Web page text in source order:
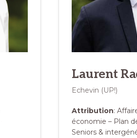
Laurent
Echevin (UP!)
Attribution:
économie – Plan
Seniors &